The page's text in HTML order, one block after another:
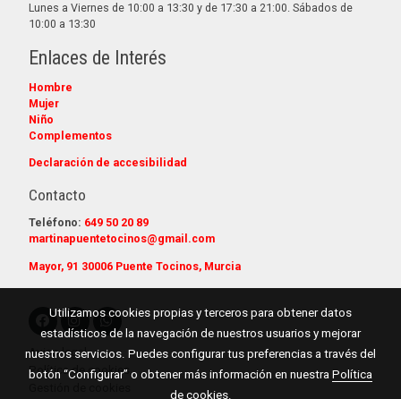
Lunes a Viernes de 10:00 a 13:30 y de 17:30 a 21:00. Sábados de
10:00 a 13:30
Enlaces de Interés
Hombre
Mujer
Niño
Complementos
Declaración de accesibilidad
Contacto
Teléfono: 649 50 20 89
martinapuentetocinos@gmail.com
Mayor, 91 30006 Puente Tocinos, Murcia
Aviso legal
Política de cookies
Utilizamos cookies propias y terceros para obtener datos
estadísticos de la navegación de nuestros usuarios y mejorar
nuestros servicios. Puedes configurar tus preferencias a través del
botón “Configurar” o obtener más información en nuestra Política
de cookies.